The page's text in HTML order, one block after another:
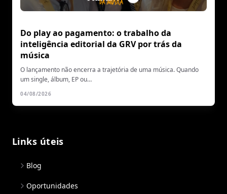
Do play ao pagamento: o trabalho da
inteligência editorial da GRV por trás da
música
O lançamento não encerra a trajetória de uma música. Quando
um single, álbum, EP ou…
04/08/2026
Links úteis
Blog
Oportunidades